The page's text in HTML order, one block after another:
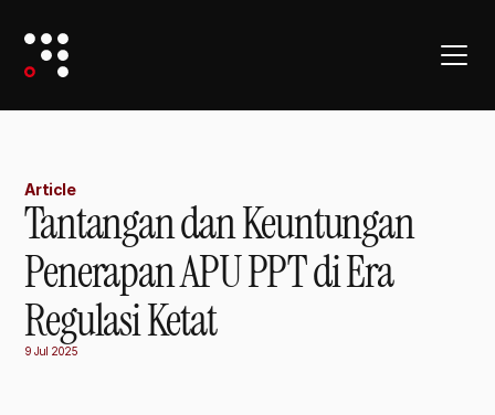
Article
Tantangan dan Keuntungan
Penerapan APU PPT di Era
Regulasi Ketat
9 Jul 2025